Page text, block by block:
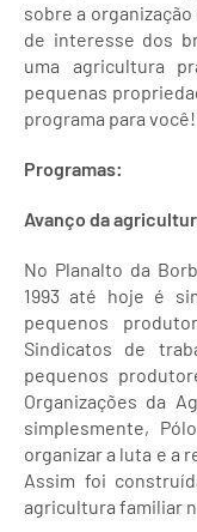
sobre a
de interesse dos
uma agricultura
pequenas
programa para você!
Programas:
Avanço da
No Planalto da
1993 até hoje é
pequenos
Sindicatos de
pequenos
Organizações da
simplesmente,
organizar a luta e a
Assim foi
agricultura familiar